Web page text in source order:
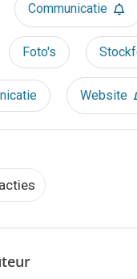
Communicatie
Foto's
Website